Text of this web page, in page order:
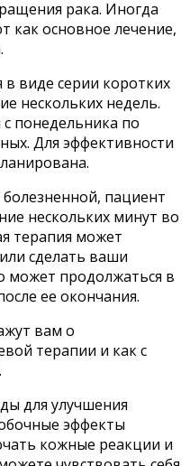
рака. Иногда
как основное лечение,
виде серии коротких
нескольких недель.
понедельника по
Для эффективности
болезненной, пациент
нескольких минут во
терапия может
сделать ваши
может продолжаться в
ее окончания.
вам о
терапии и как с
для улучшения
эффекты
кожные реакции и